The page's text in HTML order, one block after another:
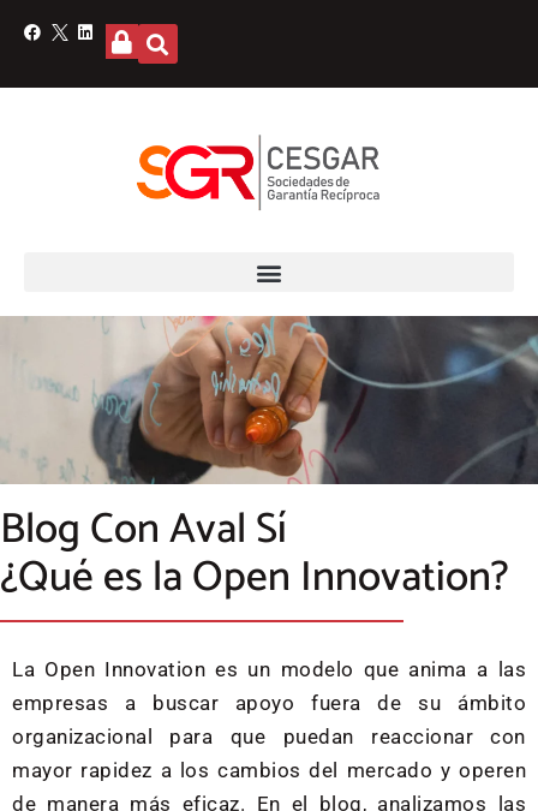
Blog Con Aval Sí
¿Qué es la Open Innovation?
La Open Innovation es un modelo que anima a las
empresas a buscar apoyo fuera de su ámbito
organizacional para que puedan reaccionar con
mayor rapidez a los cambios del mercado y operen
de manera más eficaz. En el blog, analizamos las